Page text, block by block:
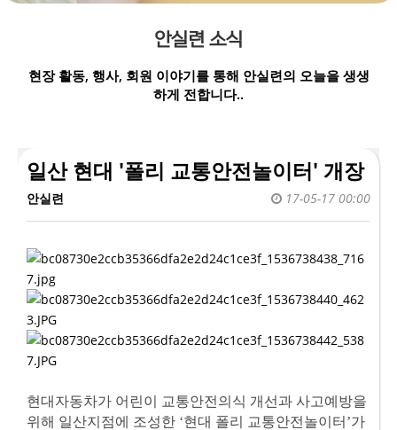
안실련 소식
현장 활동, 행사, 회원 이야기를 통해 안실련의 오늘을 생생
하게 전합니다..
일산 현대 '폴리 교통안전놀이터' 개장
안실련 17-05-17 00:00
현대자동차가 어린이 교통안전의식 개선과 사고예방을
위해 일산지점에 조성한 ‘현대 폴리 교통안전놀이터’가